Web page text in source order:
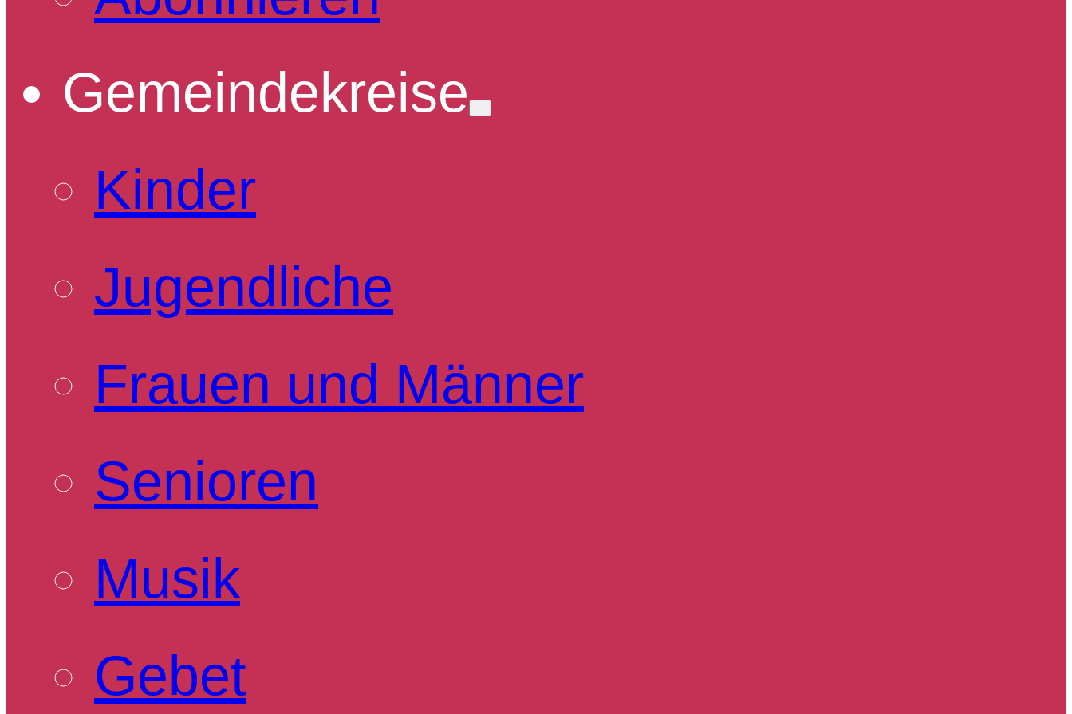
Gemeindekreise
Kinder
Jugendliche
Frauen und Männer
Senioren
Musik
Gebet